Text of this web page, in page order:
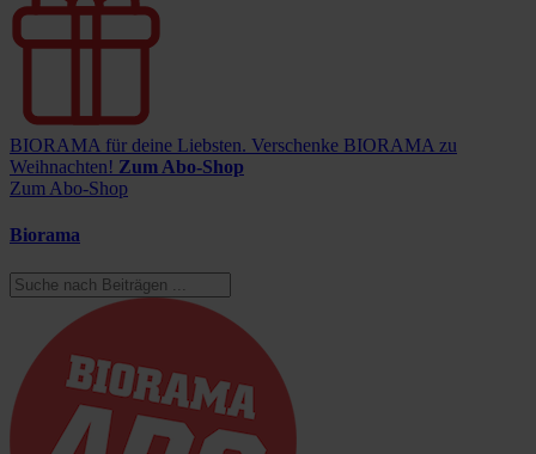
BIORAMA für deine Liebsten. Verschenke BIORAMA zu
Weihnachten! Zum Abo-Shop
Zum Abo-Shop
Biorama